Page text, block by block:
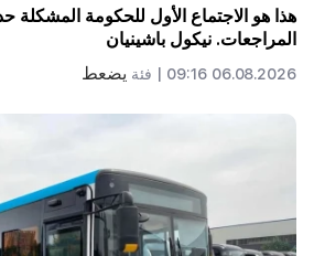
هذا هو الاجتماع الأول للحكومة المشكلة
المراجعات. نيكول باشينيان
06.08.2026 09:16 | فئة يضعط